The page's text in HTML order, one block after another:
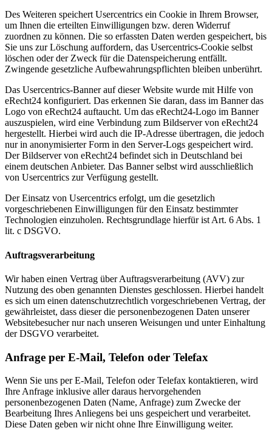
Des Weiteren speichert Usercentrics ein Cookie in Ihrem Browser,
um Ihnen die erteilten Einwilligungen bzw. deren Widerruf
zuordnen zu können. Die so erfassten Daten werden gespeichert, bis
Sie uns zur Löschung auffordern, das Usercentrics-Cookie selbst
löschen oder der Zweck für die Datenspeicherung entfällt.
Zwingende gesetzliche Aufbewahrungspflichten bleiben unberührt.
Das Usercentrics-Banner auf dieser Website wurde mit Hilfe von
eRecht24 konfiguriert. Das erkennen Sie daran, dass im Banner das
Logo von eRecht24 auftaucht. Um das eRecht24-Logo im Banner
auszuspielen, wird eine Verbindung zum Bildserver von eRecht24
hergestellt. Hierbei wird auch die IP-Adresse übertragen, die jedoch
nur in anonymisierter Form in den Server-Logs gespeichert wird.
Der Bildserver von eRecht24 befindet sich in Deutschland bei
einem deutschen Anbieter. Das Banner selbst wird ausschließlich
von Usercentrics zur Verfügung gestellt.
Der Einsatz von Usercentrics erfolgt, um die gesetzlich
vorgeschriebenen Einwilligungen für den Einsatz bestimmter
Technologien einzuholen. Rechtsgrundlage hierfür ist Art. 6 Abs. 1
lit. c DSGVO.
Auftragsverarbeitung
Wir haben einen Vertrag über Auftragsverarbeitung (AVV) zur
Nutzung des oben genannten Dienstes geschlossen. Hierbei handelt
es sich um einen datenschutzrechtlich vorgeschriebenen Vertrag, der
gewährleistet, dass dieser die personenbezogenen Daten unserer
Websitebesucher nur nach unseren Weisungen und unter Einhaltung
der DSGVO verarbeitet.
Anfrage per E-Mail, Telefon oder Telefax
Wenn Sie uns per E-Mail, Telefon oder Telefax kontaktieren, wird
Ihre Anfrage inklusive aller daraus hervorgehenden
personenbezogenen Daten (Name, Anfrage) zum Zwecke der
Bearbeitung Ihres Anliegens bei uns gespeichert und verarbeitet.
Diese Daten geben wir nicht ohne Ihre Einwilligung weiter.